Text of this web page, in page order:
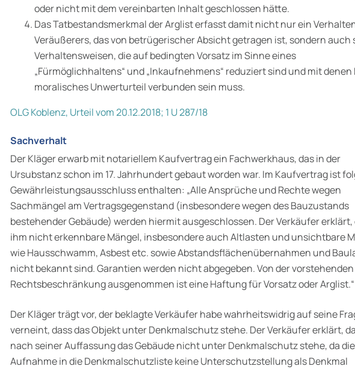
oder nicht mit dem vereinbarten Inhalt geschlossen hätte.
Das Tatbestandsmerkmal der Arglist erfasst damit nicht nur ein
Veräußerers, das von betrügerischer Absicht getragen ist, sondern auch
Verhaltensweisen, die auf bedingten Vorsatz im Sinne eines
„Fürmöglichhaltens“ und „Inkaufnehmens“ reduziert sind und mit denen
moralisches Unwerturteil verbunden sein muss.
OLG Koblenz, Urteil vom 20.12.2018; 1 U 287/18
Sachverhalt
Der Kläger erwarb mit notariellem Kaufvertrag ein Fachwerkhaus, das in der
Ursubstanz schon im 17. Jahrhundert gebaut worden war. Im Kaufvertrag ist
Gewährleistungs­ausschluss enthalten: „Alle Ansprüche und Rechte wegen
Sachmängel am Vertragsgegenstand (insbesondere wegen des Bauzustands
bestehender Gebäude) werden hiermit ausge­schlossen. Der Verkäufer erklärt,
ihm nicht erkennbare Mängel, insbesondere auch Alt­lasten und unsichtbare
wie Hausschwamm, Asbest etc. sowie Abstandsflächen­übernahmen und
nicht bekannt sind. Garantien werden nicht abgegeben. Von der vorstehenden
Rechtsbeschränkung ausgenommen ist eine Haftung für Vorsatz oder Arglist.“
Der Kläger trägt vor, der beklagte Verkäufer habe wahrheitswidrig auf seine
verneint, dass das Objekt unter Denkmalschutz stehe. Der Verkäufer erklärt,
nach seiner Auffassung das Gebäude nicht unter Denkmalschutz stehe, da die
Aufnahme in die Denkmal­schutzliste keine Unterschutzstellung als Denkmal